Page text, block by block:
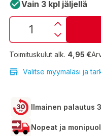
Vain 3 kpl jäljellä
Toimituskulut alk. 4,95 €
Valitse myymäläsi ja
Ilmainen palautus
Nopeat ja